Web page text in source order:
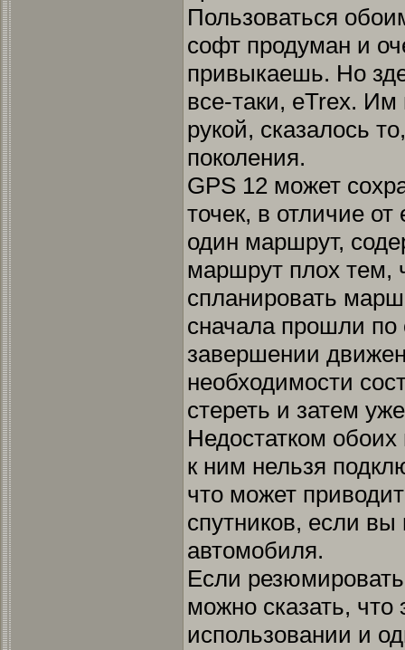
Пользоваться
софт продуман и
привыкаешь. Но
все-таки, eTrex.
рукой, сказалось
поколения.
GPS 12 может
точек, в отличие от
один маршрут,
маршрут плох тем,
спланировать
сначала прошли по
завершении
необходимости
стереть и затем
Недостатком обоих
к ним нельзя
что может
спутников, если вы
автомобиля.
Если
можно сказать, что
использовании и